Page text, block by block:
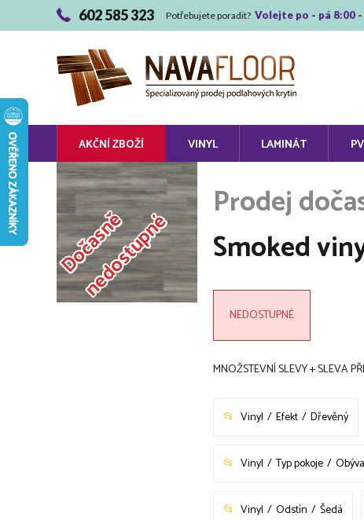
602 585 323 Potřebujete poradit? Volejte po - pá 8:00 -
AKČNÍ ZBOŽÍ VINYL LAMINÁT
D
o
č
a
s
n
ě
n
e
d
o
s
t
u
p
n
é
Smoked
NEDOSTUPNÉ
MNOŽSTEVNÍ SLEVY + SLEVA
Vinyl Efekt Dřevěný
Vinyl Typ pokoje
Vinyl Odstín Šedá